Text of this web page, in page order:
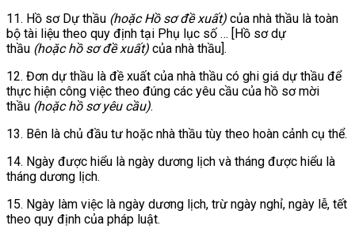
11. Hồ sơ Dự thầu (hoặc Hồ sơ đề xuất) của nhà thầu là toàn
bộ tài liệu theo quy định tại Phụ lục số … [Hồ sơ dự
thầu (hoặchồ sơ đề xuất) của nhà thầu].
12. Đơn dự thầu là đề xuất của nhà thầu có ghi giá dự thầu để
thực hiện công việc theo đúng các yêu cầu của hồ sơ mời
thầu (hoặc hồ sơ yêu cầu).
13. Bên là chủ đầu tư hoặc nhà thầu tùy theo hoàn cảnh cụ thể.
14. Ngày được hiểu là ngày dương lịch và tháng được hiểu là
tháng dương lịch.
15. Ngày làm việc là ngày dương lịch, trừ ngày nghỉ, ngày lễ, tết
theo quy định của pháp luật.